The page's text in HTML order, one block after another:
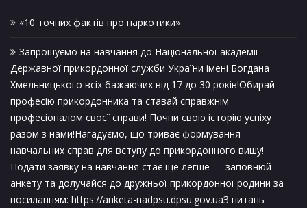
«10 точних фактів про наркотики»
Запрошуємо на навчання до Національної академії
Державної прикордонної служби України імені Богдана
Хмельницького всіх бажаючих від 17 до 30 років!Обирай
професію прикордонника та ставай справжнім
професіоналом своєї справи! Почни свою історію успіху
разом з нами!Нагадуємо, що триває формування
навчальних справ для вступу до прикордонного вишу!
Подати заявку на навчання стає ще легше — заповнюй
анкету та долучайся до дружньої прикордонної родини за
посиланням: https://anketa-nadpsu.dpsu.gov.uaЗ питань